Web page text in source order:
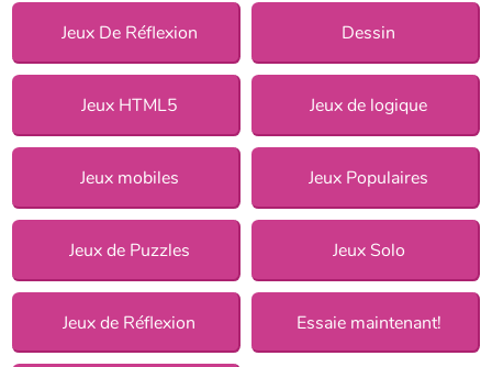
Jeux De Réflexion Dessin
Jeux HTML5 Jeux de logique
Jeux mobiles Jeux Populaires
Jeux de Puzzles Jeux Solo
Jeux de Réflexion Essaie maintenant!